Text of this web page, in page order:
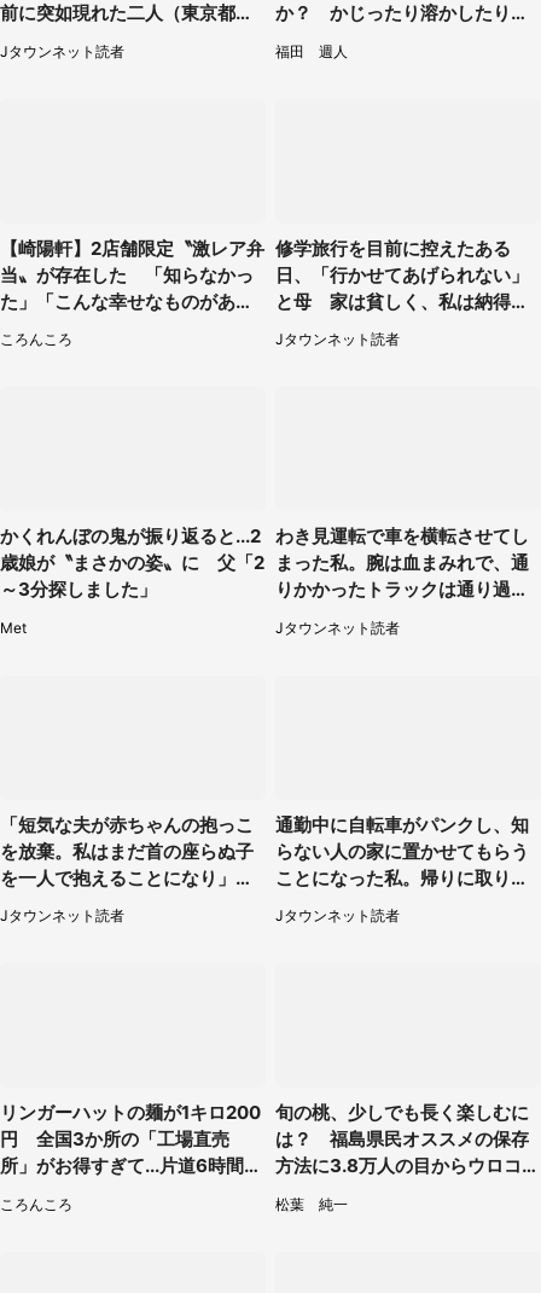
前に突如現れた二人（東京都・
Jタウンネット読者
か？ かじったり溶かしたりし
て食べてみた
福田 週人
【崎陽軒】2店舗限定〝激レア弁
当〟が存在した 「知らなかっ
た」「こんな幸せなものがあっ
ころんころ
修学旅行を目前に控えたある
日、「行かせてあげられない」
と母 家は貧しく、私は納得し
たけれど...（北海道・70代以上
女性）
Jタウンネット読者
かくれんぼの鬼が振り返ると...2
歳娘が〝まさかの姿〟に 父「2
～3分探しました」
Met
わき見運転で車を横転させてし
まった私。腕は血まみれで、通
りかかったトラックは通り過ぎ
ていき...（福岡県・30代女性）
Jタウンネット読者
「短気な夫が赤ちゃんの抱っこ
を放棄。私はまだ首の座らぬ子
を一人で抱えることになり」
（岩手県・40代女性）
Jタウンネット読者
通勤中に自転車がパンクし、知
らない人の家に置かせてもらう
ことになった私。帰りに取りに
行くと、なんと...（東京都・40
代女性）
Jタウンネット読者
リンガーハットの麺が1キロ200
円 全国3か所の「工場直売
所」がお得すぎて...片道6時間か
ころんころ
旬の桃、少しでも長く楽しむに
は？ 福島県民オススメの保存
方法に3.8万人の目からウロコ
「全国民が知りたかった！」
松葉 純一